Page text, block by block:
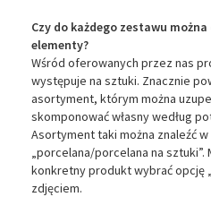
Czy do każdego zestawu
elementy?
Wśród oferowanych przez nas
występuje na sztuki. Znacznie
asortyment, którym można
skomponować własny według
Asortyment taki można znaleźć w
„porcelana/porcelana na
konkretny produkt wybrać opcję
zdjęciem.